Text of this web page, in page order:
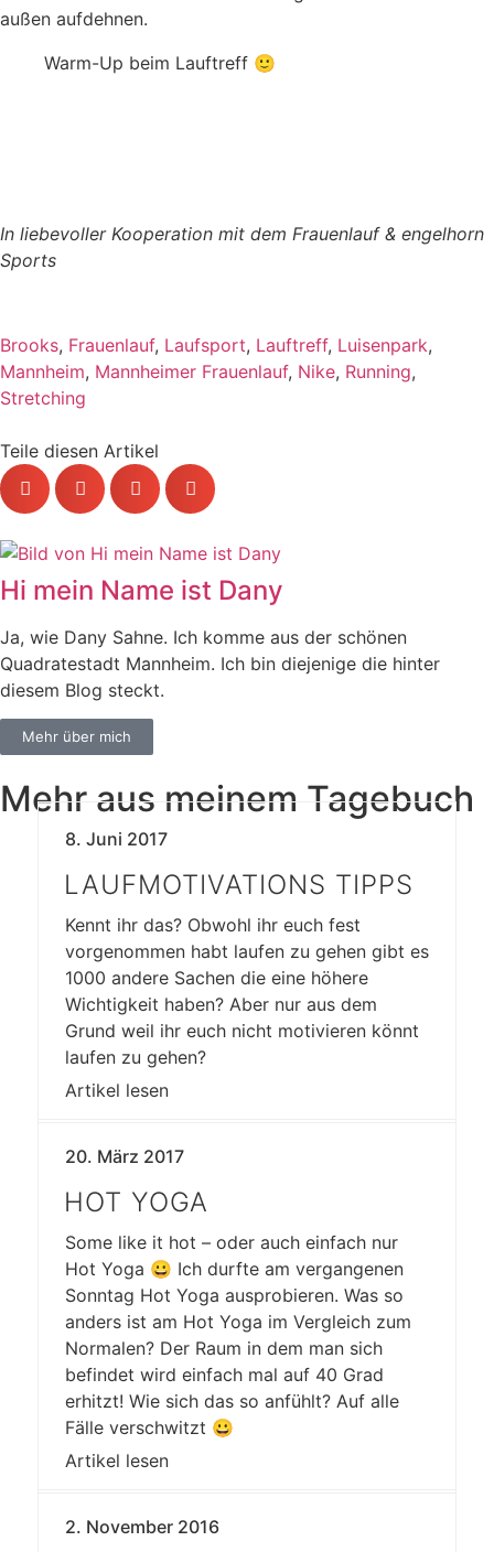
außen aufdehnen.
Warm-Up beim Lauftreff 🙂
In liebevoller Kooperation mit dem Frauenlauf & engelhorn
Sports
Brooks, Frauenlauf, Laufsport, Lauftreff, Luisenpark,
Mannheim, Mannheimer Frauenlauf, Nike, Running,
Stretching
Teile diesen Artikel
Hi mein Name ist Dany
Ja, wie Dany Sahne. Ich komme aus der schönen
Quadratestadt Mannheim. Ich bin diejenige die hinter
diesem Blog steckt.
Mehr über mich
Mehr aus meinem Tagebuch
8. Juni 2017
LAUFMOTIVATIONS TIPPS
Kennt ihr das? Obwohl ihr euch fest
vorgenommen habt laufen zu gehen gibt es
1000 andere Sachen die eine höhere
Wichtigkeit haben? Aber nur aus dem
Grund weil ihr euch nicht motivieren könnt
laufen zu gehen?
Artikel lesen
20. März 2017
HOT YOGA
Some like it hot – oder auch einfach nur
Hot Yoga 😀 Ich durfte am vergangenen
Sonntag Hot Yoga ausprobieren. Was so
anders ist am Hot Yoga im Vergleich zum
Normalen? Der Raum in dem man sich
befindet wird einfach mal auf 40 Grad
erhitzt! Wie sich das so anfühlt? Auf alle
Fälle verschwitzt 😀
Artikel lesen
2. November 2016